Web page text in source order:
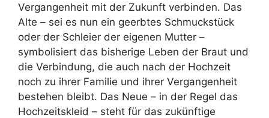
Vergangenheit mit der Zukunft verbinden. Das
Alte – sei es nun ein geerbtes Schmuckstück
oder der Schleier der eigenen Mutter –
symbolisiert das bisherige Leben der Braut und
die Verbindung, die auch nach der Hochzeit
noch zu ihrer Familie und ihrer Vergangenheit
bestehen bleibt. Das Neue – in der Regel das
Hochzeitskleid – steht für das zukünftige